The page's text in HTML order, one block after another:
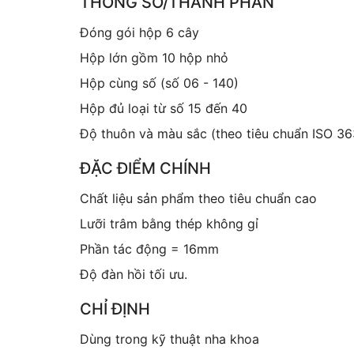
Đóng gói hộp 6 cây
Hộp lớn gồm 10 hộp nhỏ
Hộp cùng số (số 06 - 140)
Hộp đủ loại từ số 15 đến 40
Độ thuôn và màu sắc (theo tiêu chuẩn ISO
ĐẶC ĐIỂM CHÍNH
Chất liệu sản phẩm theo tiêu chuẩn cao
Lưỡi trâm bằng thép không gỉ
Phần tác động = 16mm
Độ đàn hồi tối ưu.
CHỈ ĐỊNH
Dùng trong kỹ thuật nha khoa